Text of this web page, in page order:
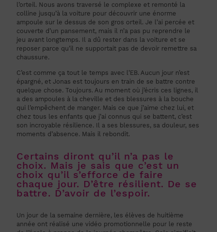
l’orteil. Nous avons traversé le complexe et remonté la
colline jusqu’à la voiture pour découvrir une énorme
ampoule sur le dessus de son gros orteil. Je l’ai percée et
couverte d’un pansement, mais il n’a pas pu reprendre le
jeu avant longtemps. Il a dû rester dans la voiture et se
reposer parce qu’il ne supportait pas de devoir remettre sa
chaussure.
C’est comme ça tout le temps avec l’EB. Aucun jour n’est
épargné, et Jonas est toujours en train de se battre contre
quelque chose. Toujours. Au moment où j’écris ces lignes, il
a des ampoules à la cheville et des blessures à la bouche
qui l’empêchent de manger. Mais ce que j’aime chez lui, et
chez tous les enfants que j’ai connus qui se battent, c’est
son incroyable résilience. Il a ses blessures, sa douleur, ses
moments d’absence. Mais il rebondit.
Certains diront qu’il n’a pas le
choix. Mais je sais que c’est un
choix qu’il s’efforce de faire
chaque jour. D’être résilient. De se
battre. D’avoir de l’espoir.
Un jour de la semaine dernière, les élèves de huitième
année ont réalisé une vidéo promotionnelle pour le reste